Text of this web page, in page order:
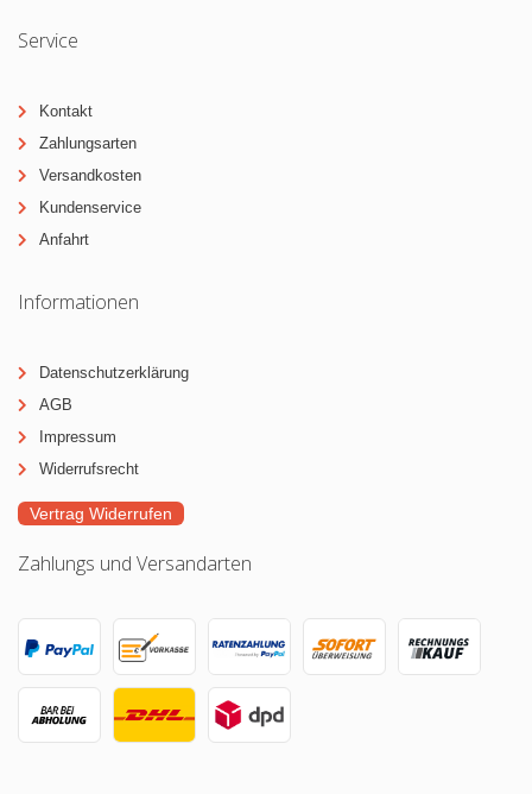
Service
Kontakt
Zahlungsarten
Versandkosten
Kundenservice
Anfahrt
Informationen
Datenschutzerklärung
AGB
Impressum
Widerrufsrecht
Vertrag Widerrufen
Zahlungs und Versandarten